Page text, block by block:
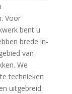
Voor
bent u
brede in-
van
We
technieken
uitgebreid